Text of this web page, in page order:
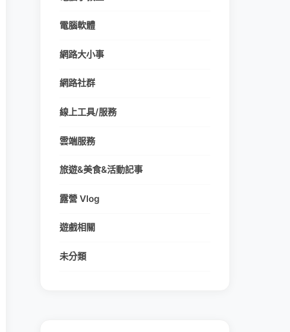
電腦軟體
網路大小事
網路社群
線上工具/服務
雲端服務
旅遊&美食&活動記事
露營 Vlog
遊戲相關
未分類